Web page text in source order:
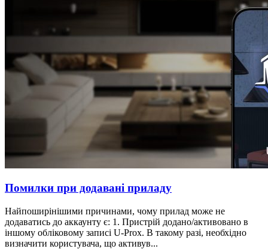
Помилки при додавані приладу
Найпоширінішими причинами, чому прилад може не
додаватись до аккаунту є: 1. Пристрій додано/активовано в
іншому обліковому записі U-Prox. В такому разі, необхідно
визначити користувача, що активув...